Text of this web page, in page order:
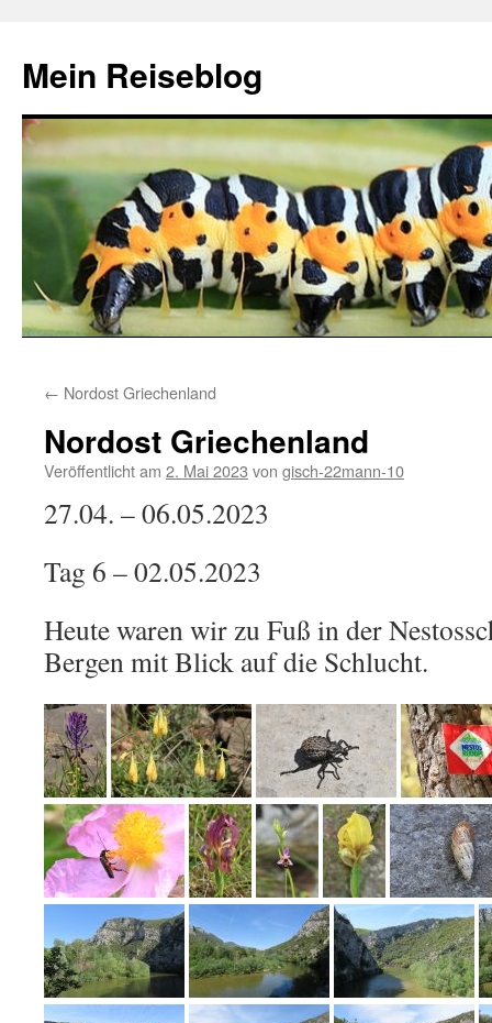
springen
Mein Reiseblog
← Nordost Griechenland
Nordost Griechenland
Veröffentlicht am 2. Mai 2023 von gisch-22mann-10
27.04. – 06.05.2023
Tag 6 – 02.05.2023
Heute waren wir zu Fuß in der
Bergen mit Blick auf die Schlucht.